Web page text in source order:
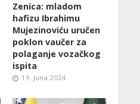
Zenica: mladom
hafizu Ibrahimu
Mujezinoviću uručen
poklon vaučer za
polaganje vozačkog
ispita
19. Juna 2024.